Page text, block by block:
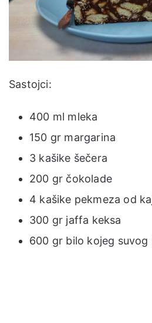
Sastojci:
400 ml mleka
150 gr margarina
3 kašike šečera
200 gr čokolade
4 kašike pekmeza od
300 gr jaffa keksa
600 gr bilo kojeg suvog